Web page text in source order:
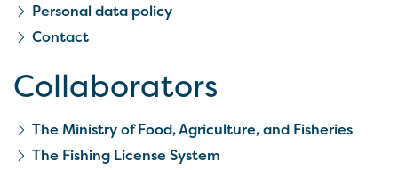
Personal data policy
Contact
Collaborators
The Ministry of Food, Agriculture, and Fisheries
The Fishing License System